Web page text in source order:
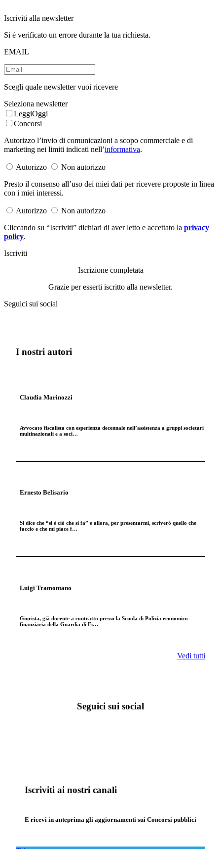
Iscriviti alla newsletter
Si è verificato un errore durante la tua richiesta.
EMAIL
Scegli quale newsletter vuoi ricevere
Seleziona newsletter
LeggiOggi
Concorsi
Autorizzo l’invio di comunicazioni a scopo commerciale e di
marketing nei limiti indicati nell’informativa.
Autorizzo
Non autorizzo
Presto il consenso all’uso dei miei dati per ricevere proposte in linea
con i miei interessi.
Autorizzo
Non autorizzo
Cliccando su “Iscriviti” dichiari di aver letto e accettato la privacy
policy.
Iscriviti
Iscrizione completata
Grazie per esserti iscritto alla newsletter.
Seguici sui social
I nostri autori
Claudia Marinozzi
Avvocato fiscalista con esperienza decennale nell’assistenza a gruppi societari
multinazionali e a soci…
Ernesto Belisario
Si dice che “si è ciò che si fa” e allora, per presentarmi, scriverò quello che
faccio e che mi piace f…
Luigi Tramontano
Giurista, già docente a contratto presso la Scuola di Polizia economico-
finanziaria della Guardia di Fi…
Vedi tutti
Seguici sui social
Iscriviti ai nostri canali
E ricevi in anteprima gli aggiornamenti sui Concorsi pubblici